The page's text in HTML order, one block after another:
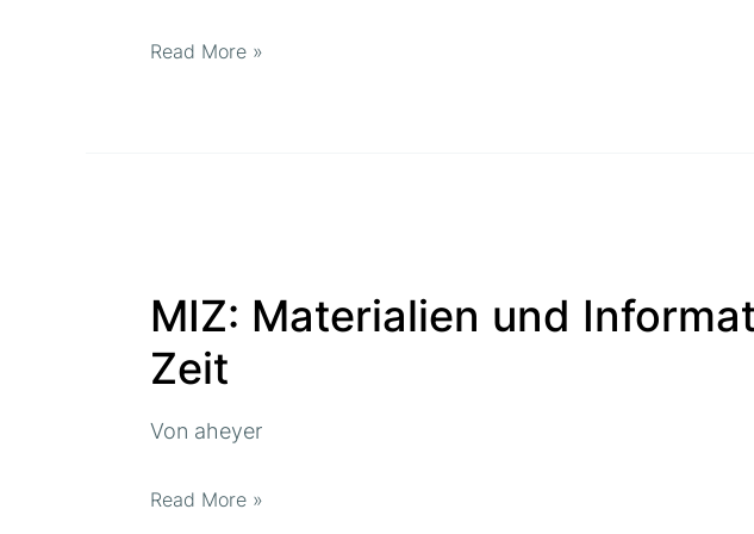
Read More »
MIZ: Materialien und
Zeit
Von aheyer
und
Informationen
zur
Read More »